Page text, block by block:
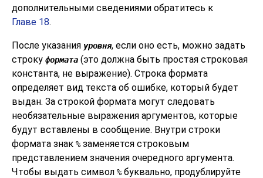
дополнительными сведениями обратитесь к
Главе 18.
После указания уровня, если оно есть, можно задать
строку формата (это должна быть простая строковая
константа, не выражение). Строка формата
определяет вид текста об ошибке, который будет
выдан. За строкой формата могут следовать
необязательные выражения аргументов, которые
будут вставлены в сообщение. Внутри строки
формата знак %заменяется строковым
представлением значения очередного аргумента.
Чтобы выдать символ %буквально, продублируйте